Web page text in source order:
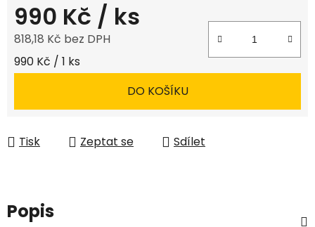
990 Kč / ks
818,18 Kč bez DPH
Měrná cena:
990 Kč / 1 ks
DO KOŠÍKU
Tisk Zeptat se Sdílet
Popis